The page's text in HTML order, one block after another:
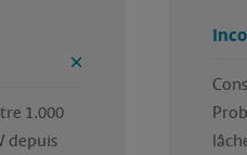
1.000
depuis